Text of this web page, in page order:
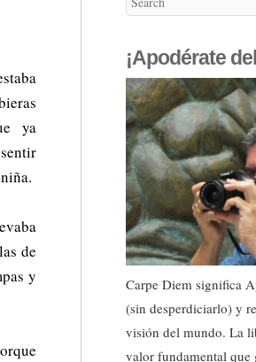
ya
de
y
¡Apodérate
Carpe Diem significa
(sin desperdiciarlo) y
visión del mundo. La
valor fundamental